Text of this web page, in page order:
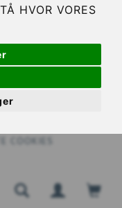
HVOR VORES
COOKIES